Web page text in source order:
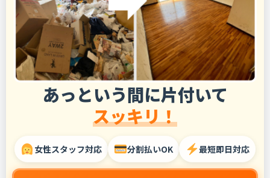
あっという間に片付いて
スッキリ！
女性スタッフ対応 分割払いOK 最短即日対応